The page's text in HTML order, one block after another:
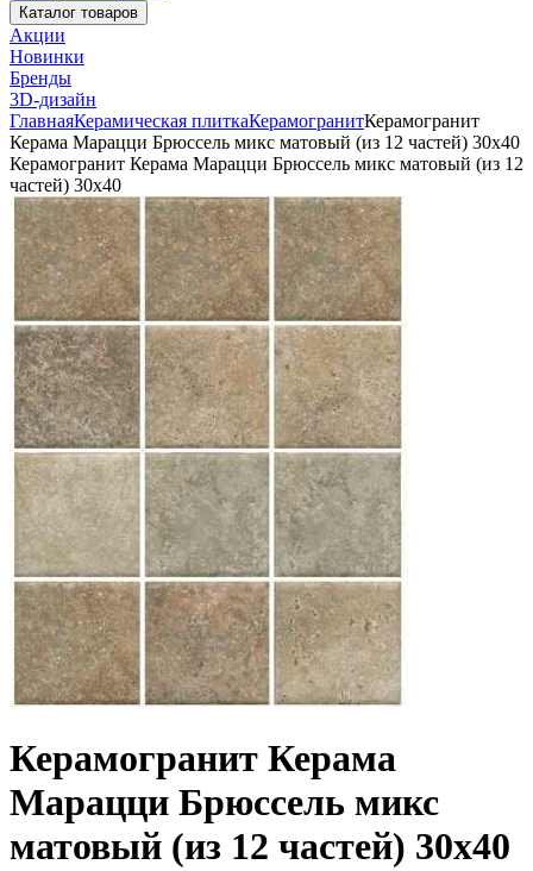
Каталог товаров
Акции
Новинки
Бренды
3D-дизайн
ГлавнаяКерамическая плиткаКерамогранитКерамогранит
Керама Марацци Брюссель микс матовый (из 12 частей) 30x40
Керамогранит Керама Марацци Брюссель микс матовый (из 12
частей) 30x40
Керамогранит Керама
Марацци Брюссель микс
матовый (из 12 частей) 30x40